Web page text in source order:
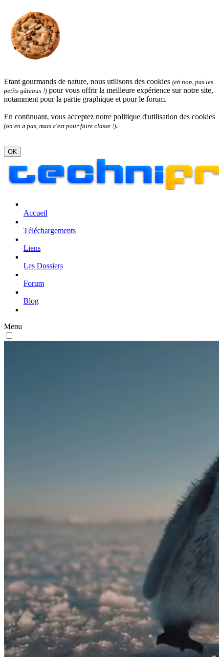
Etant gourmands de nature, nous utilisons des cookies (eh non, pas les
petits gâteaux !) pour vous offrir la meilleure expérience sur notre site,
notamment pour la partie graphique et pour le forum.
En continuant, vous acceptez notre politique d'utilisation des cookies
(on en a pas, mais c'est pour faire classe !).
OK
Accueil
Téléchargements
Liens
Les Dossiers
Forum
Blog
Menu